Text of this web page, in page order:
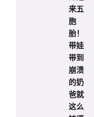
来五
胞
胎！
带娃
带到
崩溃
的奶
爸就
这么